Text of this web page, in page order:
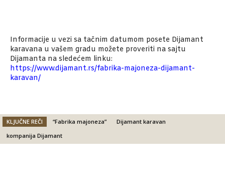
Informacije u vezi sa tačnim datumom posete Dijamant
karavana u vašem gradu možete proveriti na sajtu
Dijamanta na sledećem linku:
https://www.dijamant.rs/fabrika-majoneza-dijamant-
karavan/
KLJUČNE REČI “Fabrika majoneza”
Dijamant karavan
kompanija Dijamant